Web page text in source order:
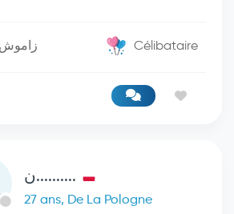
Pologne / زاموش Célibataire
..........ن
27 ans, De La Pologne